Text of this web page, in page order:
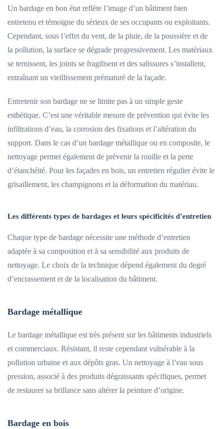
Un bardage en bon état reflète l’image d’un bâtiment bien
entretenu et témoigne du sérieux de ses occupants ou exploitants.
Cependant, sous l’effet du vent, de la pluie, de la poussière et de
la pollution, la surface se dégrade progressivement. Les matériaux
se ternissent, les joints se fragilisent et des salissures s’installent,
entraînant un vieillissement prématuré de la façade.
Entretenir son bardage ne se limite pas à un simple geste
esthétique. C’est une véritable mesure de prévention qui évite les
infiltrations d’eau, la corrosion des fixations et l’altération du
support. Dans le cas d’un bardage métallique ou en composite, le
nettoyage permet également de prévenir la rouille et la perte
d’étanchéité. Pour les façades en bois, un entretien régulier évite le
grisaillement, les champignons et la déformation du matériau.
Les différents types de bardages et leurs spécificités d’entretien
Chaque type de bardage nécessite une méthode d’entretien
adaptée à sa composition et à sa sensibilité aux produits de
nettoyage. Le choix de la technique dépend également du degré
d’encrassement et de la localisation du bâtiment.
Bardage métallique
Le bardage métallique est très présent sur les bâtiments industriels
et commerciaux. Résistant, il reste cependant vulnérable à la
pollution urbaine et aux dépôts gras. Un nettoyage à l’eau sous
pression, associé à des produits dégraissants spécifiques, permet
de restaurer sa brillance sans altérer la peinture d’origine.
Bardage en bois